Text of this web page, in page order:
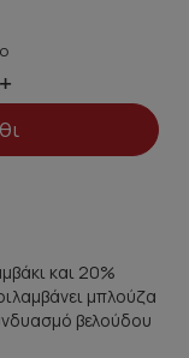
+
και 20%
μπλούζα
βελούδου